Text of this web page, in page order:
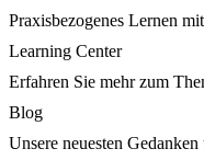
Praxisbezogenes Lernen
Learning Center
Erfahren Sie mehr zum
Blog
Unsere neuesten Gedanken